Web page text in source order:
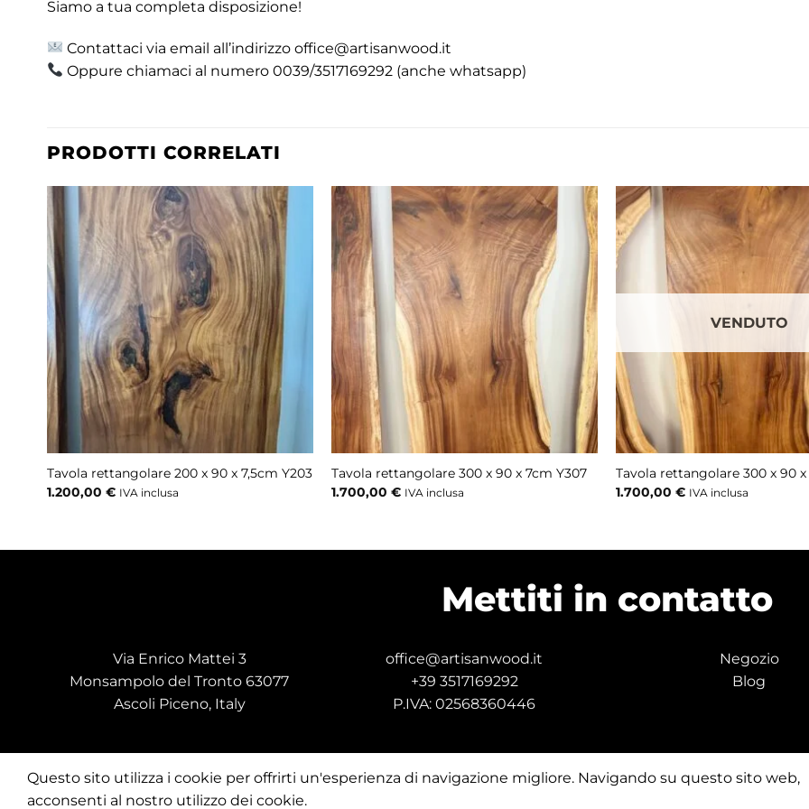
Siamo a tua completa disposizione!
Contattaci via email all’indirizzo office@artisanwood.it
Oppure chiamaci al numero 0039/3517169292 (anche whatsapp)
PRODOTTI CORRELATI
Tavola rettangolare 200 x 90 x 7,5cm Y203
1.200,00 € IVA inclusa
Tavola rettangolare 300 x 90 x 7cm Y307
1.700,00 € IVA inclusa
VENDUTO
Tavola rettangolare 300 x 90 x
1.700,00 € IVA inclusa
Mettiti in contatto
Via Enrico Mattei 3
Monsampolo del Tronto 63077
Ascoli Piceno, Italy
office@artisanwood.it
+39 3517169292
P.IVA: 02568360446
Negozio
Blog
Questo sito utilizza i cookie per offrirti un'esperienza di navigazione migliore. Navigando su questo sito web,
acconsenti al nostro utilizzo dei cookie.